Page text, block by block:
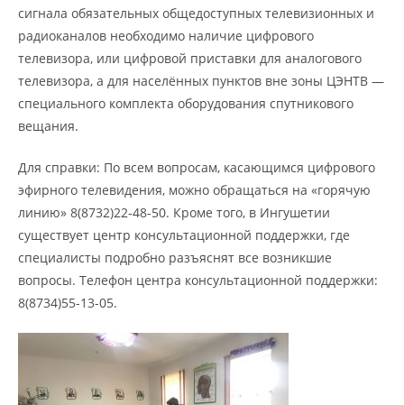
сигнала обязательных общедоступных телевизионных и
радиоканалов необходимо наличие цифрового
телевизора, или цифровой приставки для аналогового
телевизора, а для населённых пунктов вне зоны ЦЭНТВ —
специального комплекта оборудования спутникового
вещания.
Для справки: По всем вопросам, касающимся цифрового
эфирного телевидения, можно обращаться на «горячую
линию» 8(8732)22-48-50. Кроме того, в Ингушетии
существует центр консультационной поддержки, где
специалисты подробно разъяснят все возникшие
вопросы. Телефон центра консультационной поддержки:
8(8734)55-13-05.